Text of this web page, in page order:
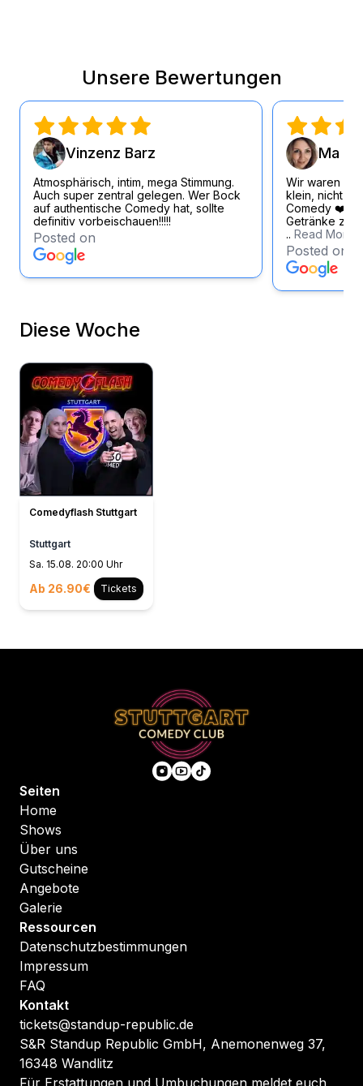
Unsere Bewertungen
Vinzenz Barz
Atmosphärisch, intim, mega Stimmung.
Auch super zentral gelegen. Wer Bock
auf authentische Comedy hat, sollte
definitiv vorbeischauen!!!!!
Posted on
Ma Si
Wir waren
klein, nicht zu
Comedy ❤️
Getränke
.. Read More
Posted on
Diese Woche
Comedyflash Stuttgart
Stuttgart
Sa. 15.08. 20:00 Uhr
Ab 26.90€ Tickets
Seiten
Home
Shows
Über uns
Gutscheine
Angebote
Galerie
Ressourcen
Datenschutzbestimmungen
Impressum
FAQ
Kontakt
tickets@standup-republic.de
S&R Standup Republic GmbH, Anemonenweg 37,
16348 Wandlitz
Für Erstattungen und Umbuchungen meldet euch